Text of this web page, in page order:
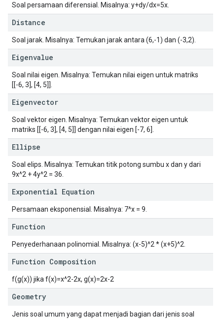
Soal persamaan diferensial. Misalnya: y+dy/dx=5x.
Distance
Soal jarak. Misalnya: Temukan jarak antara (6,-1) dan (-3,2).
Eigenvalue
Soal nilai eigen. Misalnya: Temukan nilai eigen untuk matriks
[[-6, 3], [4, 5]].
Eigenvector
Soal vektor eigen. Misalnya: Temukan vektor eigen untuk
matriks [[-6, 3], [4, 5]] dengan nilai eigen [-7, 6].
Ellipse
Soal elips. Misalnya: Temukan titik potong sumbu x dan y dari
9x^2 + 4y^2 = 36.
Exponential Equation
Persamaan eksponensial. Misalnya: 7^x = 9.
Function
Penyederhanaan polinomial. Misalnya: (x-5)^2 * (x+5)^2.
Function Composition
f(g(x)) jika f(x)=x^2-2x, g(x)=2x-2
Geometry
Jenis soal umum yang dapat menjadi bagian dari jenis soal